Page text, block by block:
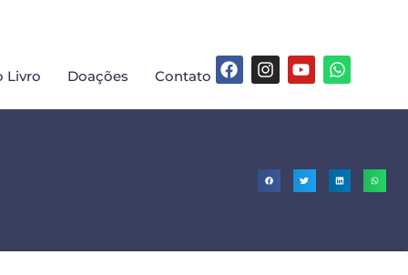
Livro Doações Contato